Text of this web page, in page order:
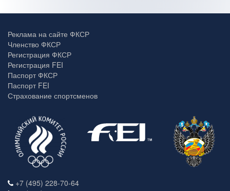
Реклама на сайте ФКСР
Членство ФКСР
Регистрация ФКСР
Регистрация FEI
Паспорт ФКСР
Паспорт FEI
Страхование спортсменов
+7 (495) 228-70-64